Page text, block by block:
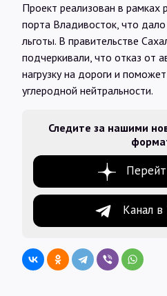
Проект реализован в
порта Владивосток, что
льготы. В правительстве
подчеркивали, что отказ от
нагрузку на дороги и
углеродной нейтральности.
Следите за нашими
Канал в